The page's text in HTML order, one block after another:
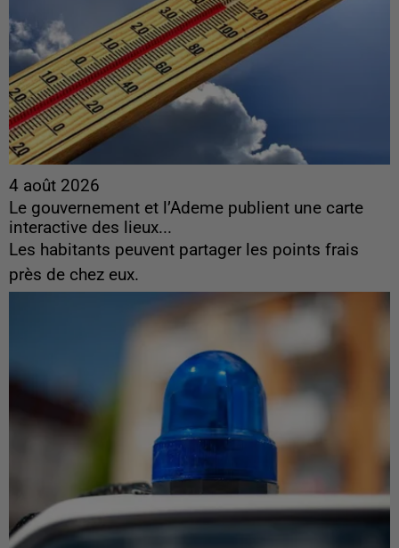
4 août 2026
Le gouvernement et l’Ademe publient une carte
interactive des lieux...
Les habitants peuvent partager les points frais
près de chez eux.